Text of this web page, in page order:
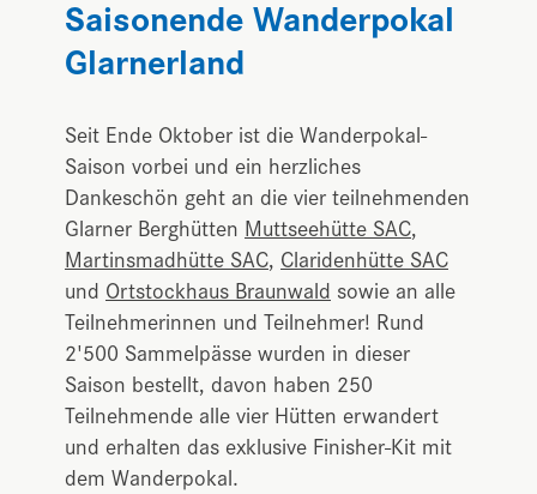
Saisonende Wanderpokal
Glarnerland
Seit Ende Oktober ist die Wanderpokal-
Saison vorbei und ein herzliches
Dankeschön geht an die vier teilnehmenden
Glarner Berghütten Muttseehütte SAC,
Martinsmadhütte SAC, Claridenhütte SAC
und Ortstockhaus Braunwald sowie an alle
Teilnehmerinnen und Teilnehmer! Rund
2'500 Sammelpässe wurden in dieser
Saison bestellt, davon haben 250
Teilnehmende alle vier Hütten erwandert
und erhalten das exklusive Finisher-Kit mit
dem Wanderpokal.